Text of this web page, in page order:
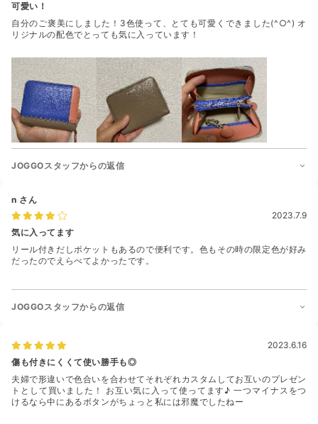
可愛い！
自分のご褒美にしました！3色使って、とても可愛くできました(^○^) オ
リジナルの配色でとっても気に入っています！
JOGGOスタッフからの返信
n さん
2023.7.9
気に入ってます
リール付きだしポケットもあるので便利です。色もその時の限定色が好み
だったのでえらべてよかったです。
JOGGOスタッフからの返信
2023.6.16
傷も付きにくくて使い勝手も◎
夫婦で形違いで色合いを合わせてそれぞれカスタムしてお互いのプレゼン
トとして買いました！ お互い気に入って使ってます♪ 一つマイナスをつ
けるなら中にあるボタンがちょっと私には邪魔でしたねー